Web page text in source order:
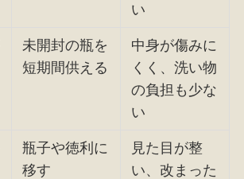
い
未開封の瓶を
短期間供える
中身が傷みに
くく、洗い物
の負担も少な
い
瓶子や徳利に
移す
見た目が整
い、改まった